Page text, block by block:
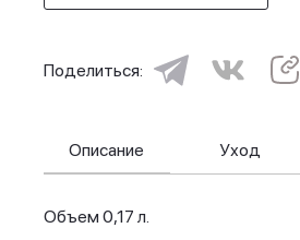
Поделиться:
Описание
Объем 0,17 л.
Уход